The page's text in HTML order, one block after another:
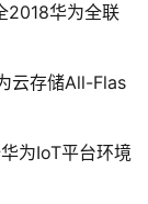
2018华为全联
云存储All-Flas
为IoT平台环境